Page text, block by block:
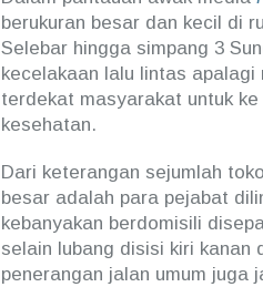
berukuran besar dan kecil di
Selebar hingga simpang 3
kecelakaan lalu lintas
terdekat masyarakat untuk
kesehatan.
Dari keterangan sejumlah
besar adalah para pejabat
kebanyakan berdomisili
selain lubang disisi kiri kanan
penerangan jalan umum juga